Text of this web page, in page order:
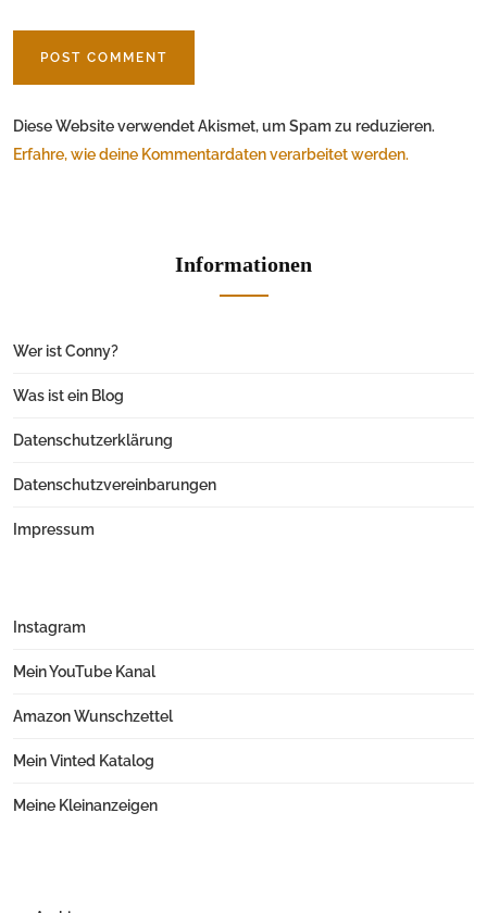
Diese Website verwendet Akismet, um Spam zu reduzieren.
Erfahre, wie deine Kommentardaten verarbeitet werden.
Informationen
Wer ist Conny?
Was ist ein Blog
Datenschutzerklärung
Datenschutzvereinbarungen
Impressum
Instagram
Mein YouTube Kanal
Amazon Wunschzettel
Mein Vinted Katalog
Meine Kleinanzeigen